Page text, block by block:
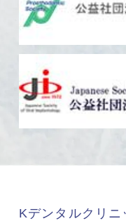
Kデンタルクリニ